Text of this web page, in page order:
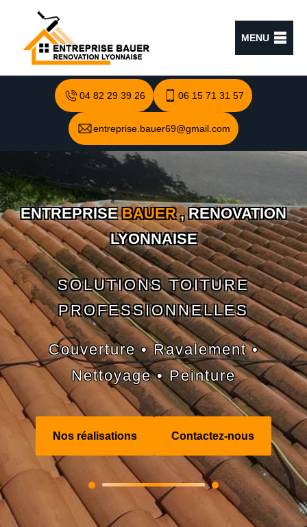
MENU
04 82 29 39 26 06 15 71 31 57
entreprise.bauer69@gmail.com
ENTREPRISEBAUER, RENOVATION
LYONNAISE
SOLUTIONS TOITURE
PROFESSIONNELLES
Couverture • Ravalement •
Nettoyage • Peinture
Nos réalisations Contactez-nous